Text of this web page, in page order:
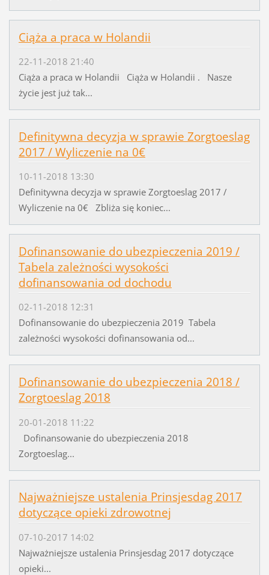
Ciąża a praca w Holandii
22-11-2018 21:40
Ciąża a praca w Holandii Ciąża w Holandii . Nasze
życie jest już tak...
Definitywna decyzja w sprawie Zorgtoeslag
2017 / Wyliczenie na 0€
10-11-2018 13:30
Definitywna decyzja w sprawie Zorgtoeslag 2017 /
Wyliczenie na 0€ Zbliża się koniec...
Dofinansowanie do ubezpieczenia 2019 /
Tabela zależności wysokości
dofinansowania od dochodu
02-11-2018 12:31
Dofinansowanie do ubezpieczenia 2019 Tabela
zależności wysokości dofinansowania od...
Dofinansowanie do ubezpieczenia 2018 /
Zorgtoeslag 2018
20-01-2018 11:22
Dofinansowanie do ubezpieczenia 2018
Zorgtoeslag...
Najważniejsze ustalenia Prinsjesdag 2017
dotyczące opieki zdrowotnej
07-10-2017 14:02
Najważniejsze ustalenia Prinsjesdag 2017 dotyczące
opieki...